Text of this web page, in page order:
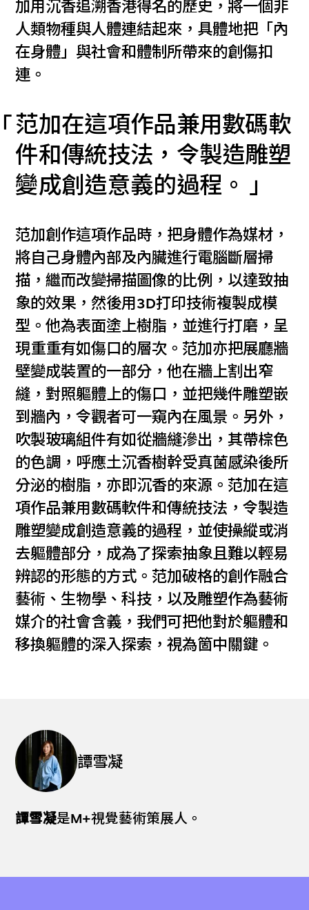
加用沉香追溯香港得名的歷史，將一個非
人類物種與人體連結起來，具體地把「內
在身體」與社會和體制所帶來的創傷扣
連。
范加在這項作品兼用數碼軟
件和傳統技法，令製造雕塑
變成創造意義的過程。
范加創作這項作品時，把身體作為媒材，
將自己身體內部及內臟進行電腦斷層掃
描，繼而改變掃描圖像的比例，以達致抽
象的效果，然後用3D打印技術複製成模
型。他為表面塗上樹脂，並進行打磨，呈
現重重有如傷口的層次。范加亦把展廳牆
壁變成裝置的一部分，他在牆上割出窄
縫，對照軀體上的傷口，並把幾件雕塑嵌
到牆內，令觀者可一窺內在風景。另外，
吹製玻璃組件有如從牆縫滲出，其帶棕色
的色調，呼應土沉香樹幹受真菌感染後所
分泌的樹脂，亦即沉香的來源。范加在這
項作品兼用數碼軟件和傳統技法，令製造
雕塑變成創造意義的過程，並使操縱或消
去軀體部分，成為了探索抽象且難以輕易
辨認的形態的方式。范加破格的創作融合
藝術、生物學、科技，以及雕塑作為藝術
媒介的社會含義，我們可把他對於軀體和
移換軀體的深入探索，視為箇中關鍵。
譚雪凝
譚雪凝是M+視覺藝術策展人。